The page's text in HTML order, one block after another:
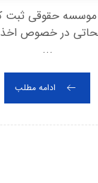
موسسه حقوقی ثبت
در خصوص
...
ادامه مطلب